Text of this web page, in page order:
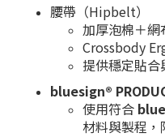
腰帶（Hipbelt）
加厚泡棉＋網
Crossbody
提供穩定貼
bluesign®
使用符合
材料與製程，